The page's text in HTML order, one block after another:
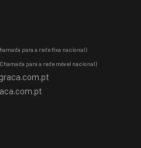
para a rede fixa nacional)
para a rede móvel nacional)